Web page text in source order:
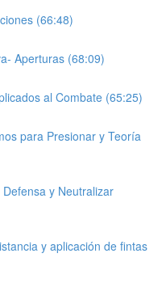
(66:48)
Aperturas (68:09)
al Combate (65:25)
para Presionar y Teoría
y Neutralizar
y aplicación de fintas